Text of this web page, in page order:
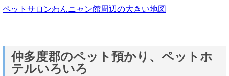
ペットサロンわんニャン館周辺の大きい地図
仲多度郡のペット預かり、ペットホ
テルいろいろ